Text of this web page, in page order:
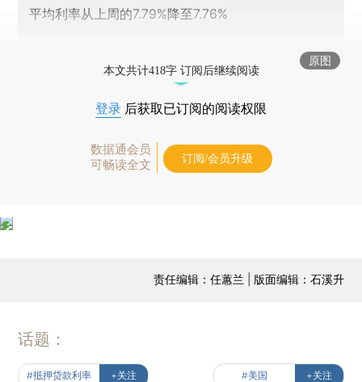
平均利率从上周的7.79%降至7.76%
原图
本文共计418字 订阅后继续阅读
登录 后获取已订阅的阅读权限
数据通会员
可畅读全文
订阅/会员升级
责任编辑：任蕙兰 | 版面编辑：石溪升
话题：
#抵押贷款利率 +关注 #美国 +关注